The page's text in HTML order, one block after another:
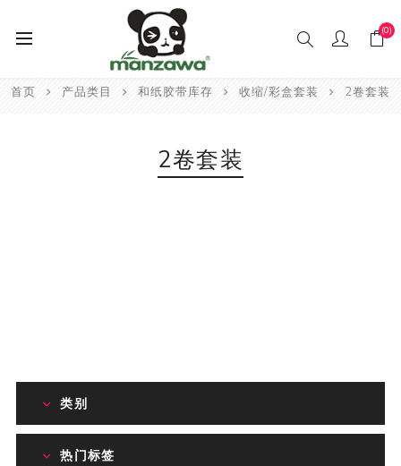
(0)
首页 产品类目 和纸胶带库存 收缩/彩盒套装 2卷套装
2卷套装
类别
热门标签